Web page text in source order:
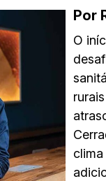
Por
O